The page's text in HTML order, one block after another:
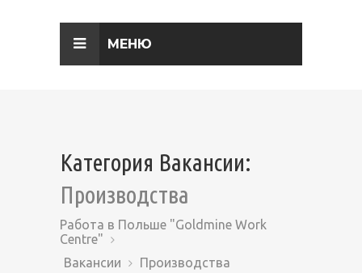
МЕНЮ
Категория Вакансии:
Производства
Работа в Польше "Goldmine Work
Centre"
Вакансии
Производства